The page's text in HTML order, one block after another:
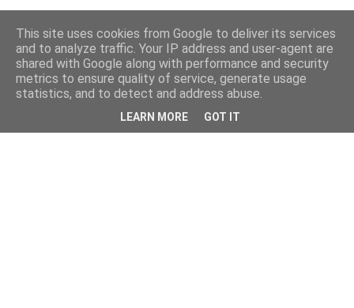
This site uses cookies from Google to deliver its services
and to analyze traffic. Your IP address and user-agent are
shared with Google along with performance and security
metrics to ensure quality of service, generate usage
statistics, and to detect and address abuse.
LEARN MORE GOT IT